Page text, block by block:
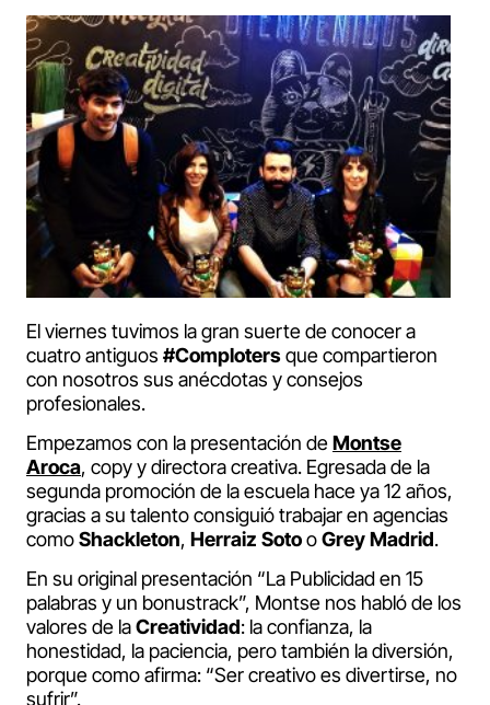
El viernes tuvimos la gran suerte de conocer a
cuatro antiguos #Complotersque compartieron
con nosotros sus anécdotas y consejos
profesionales.
Empezamos con la presentación deMontse
Aroca, copy y directora creativa. Egresada de la
segunda promoción de la escuela hace ya 12 años,
gracias a su talento consiguió trabajar en agencias
comoShackleton, Herraiz SotooGrey Madrid.
En su original presentación “La Publicidad en 15
palabras y un bonustrack”, Montse nos habló de los
valores de laCreatividad: la confianza, la
honestidad, la paciencia, pero también la diversión,
porque como afirma: “Ser creativo es divertirse, no
sufrir”.